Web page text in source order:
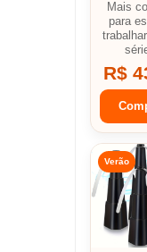
Mais
para
R$
Verão